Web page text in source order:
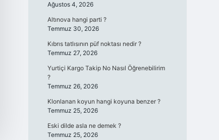
Ağustos 4, 2026
Altınova hangi parti ?
Temmuz 30, 2026
Kıbrıs tatlısının püf noktası nedir ?
Temmuz 27, 2026
Yurtiçi Kargo Takip No Nasıl Öğrenebilirim
?
Temmuz 26, 2026
Klonlanan koyun hangi koyuna benzer ?
Temmuz 25, 2026
Eski dilde asla ne demek ?
Temmuz 25, 2026